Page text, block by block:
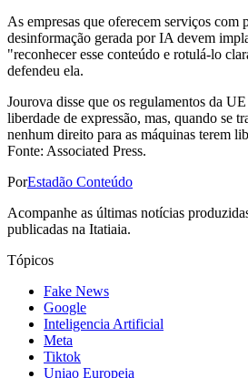
As empresas que oferecem serviços com
desinformação gerada por IA devem
"reconhecer esse conteúdo e rotulá-lo
defendeu ela.
Jourova disse que os regulamentos da
liberdade de expressão, mas, quando se
nenhum direito para as máquinas terem
Fonte: Associated Press.
PorEstadão Conteúdo
Acompanhe as últimas notícias
publicadas na Itatiaia.
Tópicos
Fake News
Google
Inteligencia Artificial
Meta
Tiktok
Uniao Europeia